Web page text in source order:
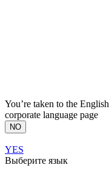
You’re taken to the English
corporate language page
NO
YES
Выберите язык